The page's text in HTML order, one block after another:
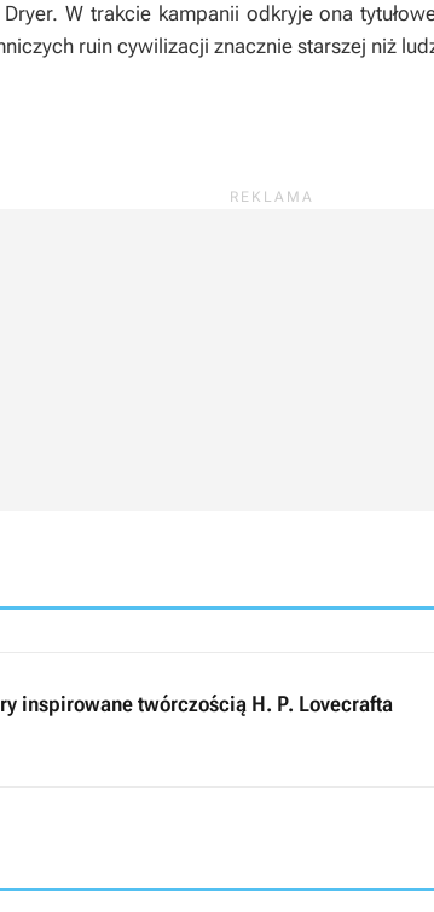
W trakcie kampanii odkryje ona
ruin cywilizacji znacznie starszej niż
inspirowane twórczością H. P. Lovecrafta